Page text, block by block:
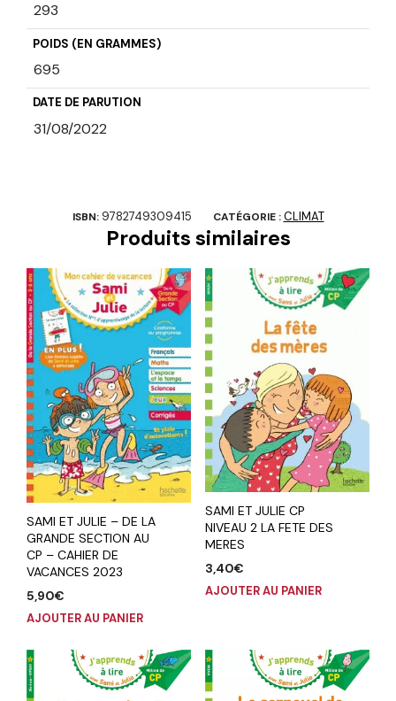
293
POIDS (EN GRAMMES)
695
DATE DE PARUTION
31/08/2022
ISBN: 9782749309415 CATÉGORIE :CLIMAT
Produits similaires
SAMI ET JULIE – DE LA
GRANDE SECTION AU
CP – CAHIER DE
VACANCES 2023
5,90€
AJOUTER AU PANIER
SAMI ET JULIE CP
NIVEAU 2 LA FETE DES
MERES
3,40€
AJOUTER AU PANIER